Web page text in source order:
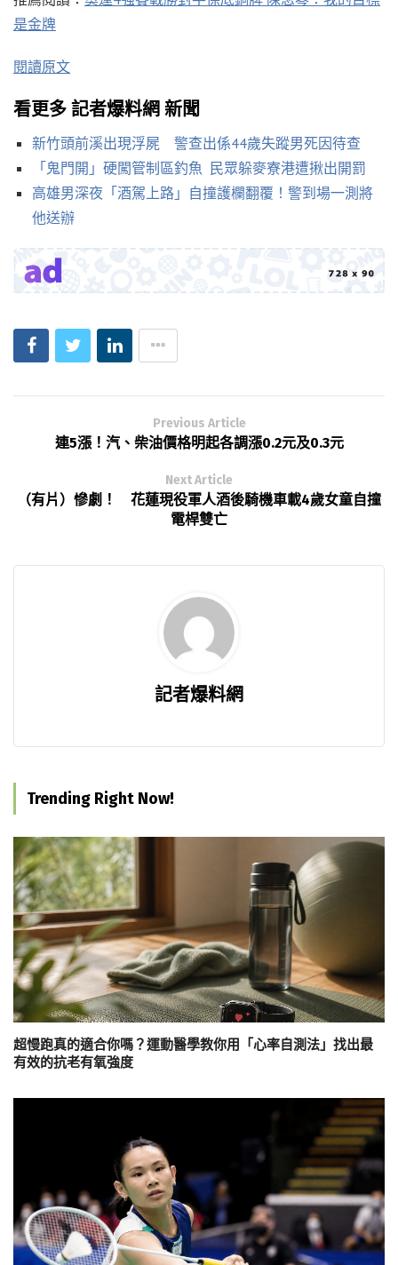
是金牌
閱讀原文
看更多 記者爆料網 新聞
新竹頭前溪出現浮屍 警查出係44歲失蹤男死因待查
「鬼門開」硬闖管制區釣魚 民眾躲麥寮港遭揪出開罰
高雄男深夜「酒駕上路」自撞護欄翻覆！警到場一測將
他送辦
Previous Article
連5漲！汽、柴油價格明起各調漲0.2元及0.3元
Next Article
（有片）慘劇！ 花蓮現役軍人酒後騎機車載4歲女童自撞
電桿雙亡
記者爆料網
Trending Right Now!
超慢跑真的適合你嗎？運動醫學教你用「心率自測法」找出最
有效的抗老有氧強度